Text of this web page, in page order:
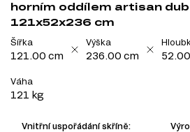
horním oddílem artisan
121x52x236 cm
Šířka
121.00 cm
Výška
236.00 cm
Váha
121 kg
Vnitřní uspořádání skříně: